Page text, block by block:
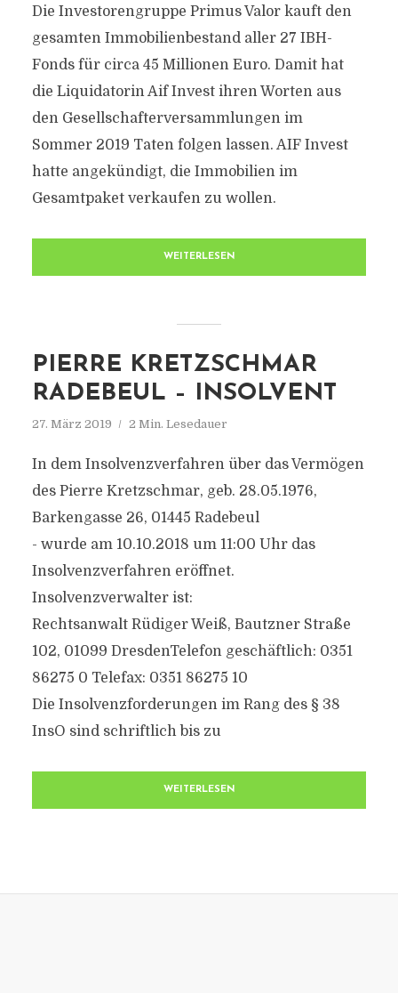
Die Investorengruppe Primus Valor kauft den
gesamten Immobilienbestand aller 27 IBH-
Fonds für circa 45 Millionen Euro. Damit hat
die Liquidatorin Aif Invest ihren Worten aus
den Gesellschafterversammlungen im
Sommer 2019 Taten folgen lassen. AIF Invest
hatte angekündigt, die Immobilien im
Gesamtpaket verkaufen zu wollen.
WEITERLESEN
PIERRE KRETZSCHMAR
RADEBEUL – INSOLVENT
27. März 2019 2 Min. Lesedauer
In dem Insolvenzverfahren über das Vermögen
des Pierre Kretzschmar, geb. 28.05.1976,
Barkengasse 26, 01445 Radebeul
- wurde am 10.10.2018 um 11:00 Uhr das
Insolvenzverfahren eröffnet.
Insolvenzverwalter ist:
Rechtsanwalt Rüdiger Weiß, Bautzner Straße
102, 01099 DresdenTelefon geschäftlich: 0351
86275 0 Telefax: 0351 86275 10
Die Insolvenzforderungen im Rang des § 38
InsO sind schriftlich bis zu
WEITERLESEN